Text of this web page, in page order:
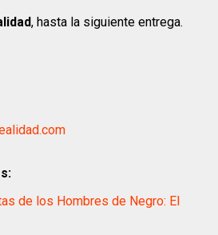
, hasta la siguiente entrega.
de los Hombres de Negro: El